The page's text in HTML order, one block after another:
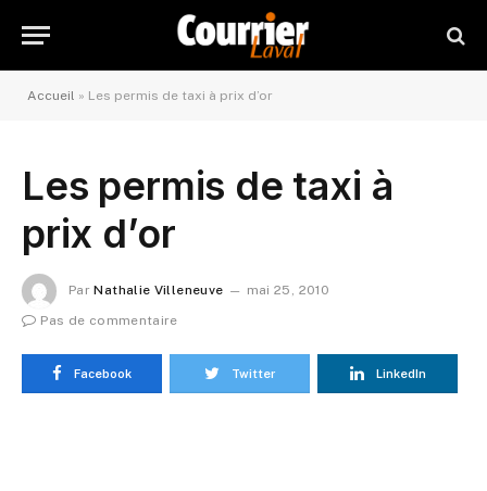
Accueil » Les permis de taxi à prix d’or
Les permis de taxi à
prix d’or
Par Nathalie Villeneuve
mai 25, 2010
Pas de commentaire
Facebook Twitter LinkedIn